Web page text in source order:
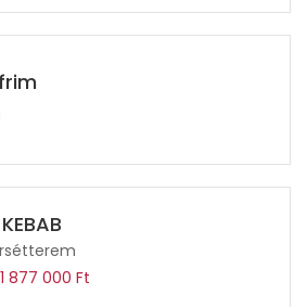
877 000 Ft